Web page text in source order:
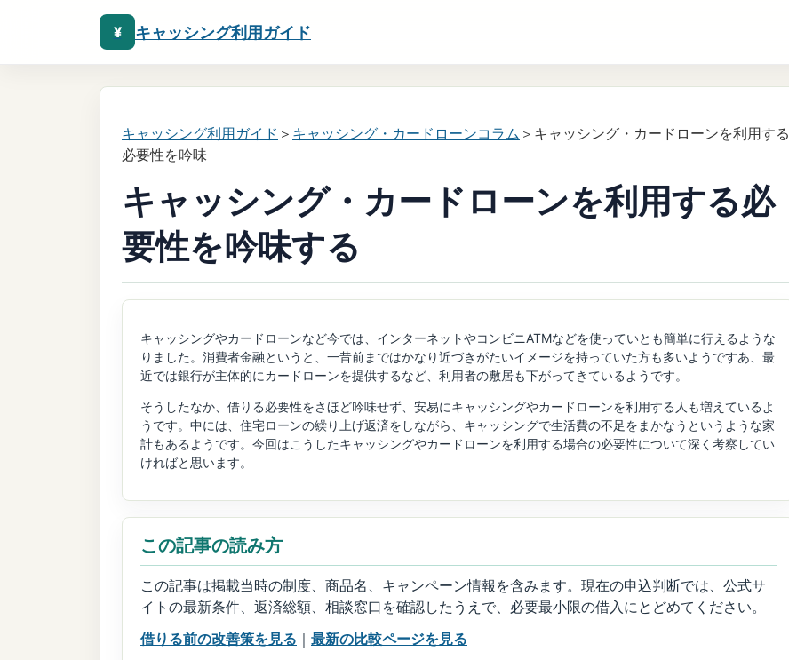
¥ キャッシング利用ガイド
キャッシング利用ガイド ＞ キャッシング・カードローンコラム ＞キャッシング・カードローンを利用する
必要性を吟味
キャッシング・カードローンを利用する必
要性を吟味する
キャッシングやカードローンなど今では、インターネットやコンビニATMなどを使っていとも簡単に行えるような
りました。消費者金融というと、一昔前まではかなり近づきがたいイメージを持っていた方も多いようですあ、最
近では銀行が主体的にカードローンを提供するなど、利用者の敷居も下がってきているようです。
そうしたなか、借りる必要性をさほど吟味せず、安易にキャッシングやカードローンを利用する人も増えているよ
うです。中には、住宅ローンの繰り上げ返済をしながら、キャッシングで生活費の不足をまかなうというような家
計もあるようです。今回はこうしたキャッシングやカードローンを利用する場合の必要性について深く考察してい
ければと思います。
この記事の読み方
この記事は掲載当時の制度、商品名、キャンペーン情報を含みます。現在の申込判断では、公式サ
イトの最新条件、返済総額、相談窓口を確認したうえで、必要最小限の借入にとどめてください。
借りる前の改善策を見る ｜ 最新の比較ページを見る